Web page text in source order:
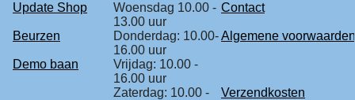
Update Shop
Woensdag 10.00 -
13.00 uur
Contact
Beurzen
Donderdag: 10.00-
16.00 uur
Algemene voorwaarden
Demo baan
Vrijdag: 10.00 -
16.00 uur
Zaterdag: 10.00 -
Verzendkosten